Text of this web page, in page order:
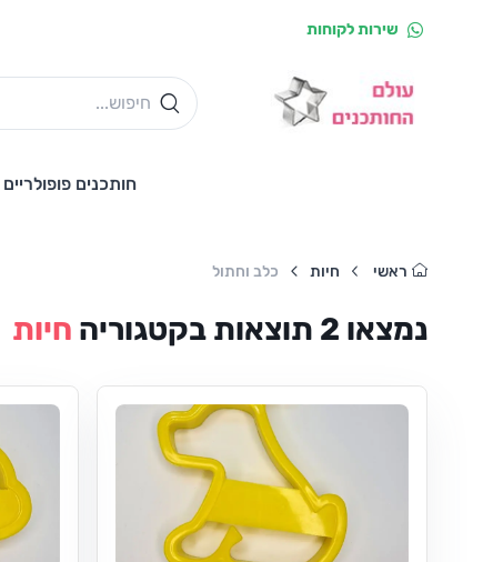
שירות לקוחות
חותכנים פופולריים
ראשי חיות כלב וחתול
נמצאו 2 תוצאות בקטגוריה חיות